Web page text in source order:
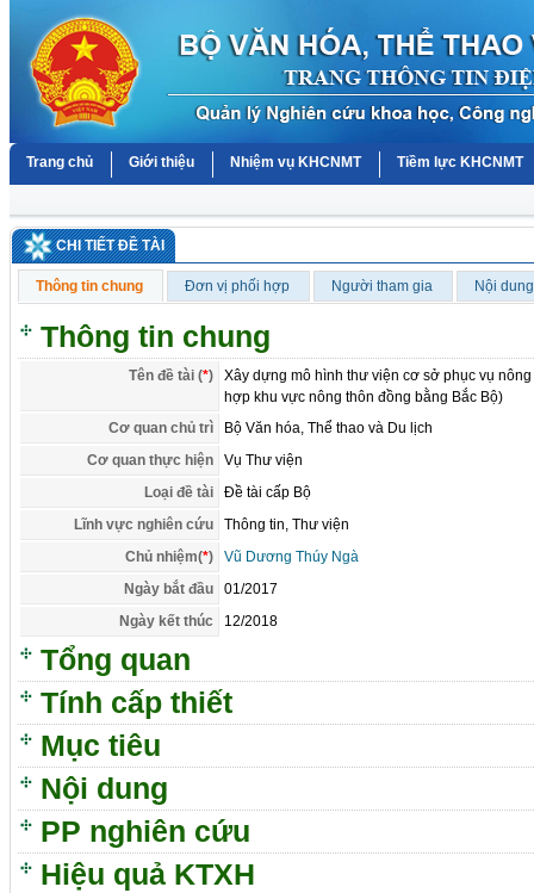
Trang chủ Giới thiệu Nhiệm vụ KHCNMT Tiềm lực KHCNMT
CHI TIẾT ĐỀ TÀI
Thông tin chung Đơn vị phối hợp Người tham gia Nội
Thông tin chung
Tên đề tài (*)
Xây dựng mô hình thư viện cơ sở phục vụ
hợp khu vực nông thôn đồng bằng Bắc Bộ)
Cơ quan chủ trì
Bộ Văn hóa, Thể thao và Du lịch
Cơ quan thực hiện
Vụ Thư viện
Loại đề tài
Đề tài cấp Bộ
Lĩnh vực nghiên cứu
Thông tin, Thư viện
Chủ nhiệm(*)
Vũ Dương Thúy Ngà
Ngày bắt đầu
01/2017
Ngày kết thúc
12/2018
Tổng quan
Tính cấp thiết
Mục tiêu
Nội dung
PP nghiên cứu
Hiệu quả KTXH